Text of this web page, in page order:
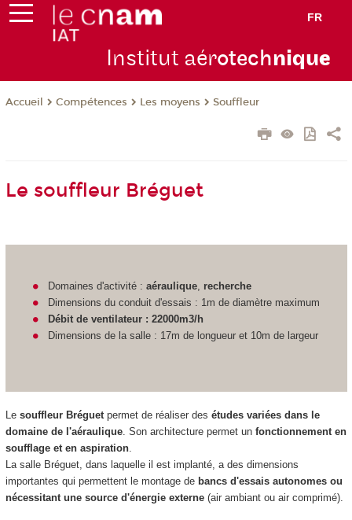
FR
Institut aérotechnique
Accueil Compétences Les moyens Souffleur
Le souffleur Bréguet
Domaines d'activité :aéraulique recherche
Dimensions du conduit d'essais : 1m de diamètre maximum
Débit de ventilateur : 22000m3/h
Dimensions de la salle : 17m de longueur et 10m de largeur
Le souffleur Bréguetpermet de réaliser des études variées dans le
domaine de l'aéraulique. Son architecture permet un fonctionnement en
soufflage et en aspiration.
La salle Bréguet, dans laquelle il est implanté, a des dimensions
importantes qui permettent le montage de bancs d'essais autonomes ou
nécessitant une source d'énergie externe(air ambiant ou air comprimé).